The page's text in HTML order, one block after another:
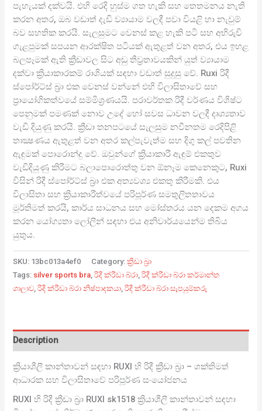
පැහැයක් දක්වයි. එහි රෙදි හුස්ම ගත හැකි සහ තෙතමනය නැති
කරන අතර, ඔබ වඩාත් දැඩි ව්‍යායාම වලදී පවා වියළි හා නැවුම්
බව සහතික කරයි. සැලසුමට වෙනස් කළ හැකි පටි සහ අභිරුචි
ගැළපුමක් සපයන ආරක්ෂිත පටියක් ඇතුළත් වන අතර, එය ඉහළ
බලපෑමක් ඇති ක්‍රීඩාවල සිට අඩු තීව්‍රතාවයකින් යුත් ව්‍යායාම
දක්වා ක්‍රියාකාරකම් රාශියක් සඳහා වඩාත් සුදුසු වේ. Ruxi රිදී
ස්පෝර්ට්ස් බ්‍රා එක වෙනස් වන්නේ එහි විලාසිතාවේ සහ
ප්‍රායෝගිකත්වයේ සම්මිශ්‍රණයයි. පරාවර්තක රිදී වර්ණය විශිෂ්ට
පෙනුමක් පමණක් නොව උදේ හෝ සවස ධාවන වලදී දෘශ්‍යතාව
වැඩි දියුණු කරයි. ක්‍රීඩා තනපටයේ සැලසුම නවීනතම රෙදිපිළි
තාක්‍ෂණය ඇතුළත් වන අතර කල්පැවැත්ම සහ දිගු කල් පවතින
ඇඳුමක් පොරොන්දු වේ. ඔවුන්ගේ ක්‍රියාකාරී ඇඳුම් එකතුව
වැඩිදියුණු කිරීමට බලාපොරොත්තු වන ඕනෑම කෙනෙකුට, Ruxi
විසින් රිදී ස්පෝර්ට්ස් බ්‍රා එක අත්‍යවශ්‍ය එකතු කිරීමකි. එය
විලාසිතා සහ ක්‍රියාකාරීත්වයේ පරිපූර්ණ සමතුලිතතාවය
මූර්තිමත් කරයි, කාර්ය සාධනය සහ මෝස්තරය යන දෙකම අගය
කරන යෝග්‍යතා ලෝලීන් සඳහා එය අනිවාර්යයෙන්ම තිබිය
යුතුය.
SKU: 13bc013a4ef0 Category:ක්‍රීඩා බ්‍රා
Tags: silver sports bra,රිදී ක්රීඩා බ්රා,රිදී ක්රීඩා බ්රා කර්මාන්ත
ශාලාව,රිදී ක්රීඩා බ්රා නිෂ්පාදකයා,රිදී ක්රීඩා බ්රා සැපයුම්කරු
Description
ක්‍රියාශීලී කාන්තාවන් සඳහා RUXI හි රිදී ක්‍රීඩා බ්‍රා – ශක්තිමත්
ආධාරක සහ විලාසිතාවේ පරිපූර්ණ සංයෝජනය
RUXI හි රිදී ක්‍රීඩා බ්‍රා RUXI sk1518 ක්‍රියාශීලී කාන්තාවන් සඳහා